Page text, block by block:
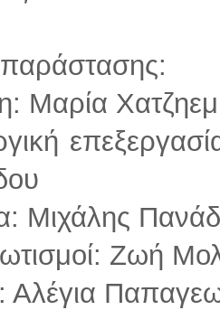
Μαρία
Μιχάλης
Ζωή
Αλέγια